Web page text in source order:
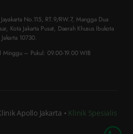
No.115, RT.9/RW.7, Mangga Dua
Kota Jakarta Pusat, Daerah Khusus Ibukota
Jakarta 10730.
Minggu – Pukul: 09.00-19.00 WIB
Apollo Jakarta • Klinik Spesialis